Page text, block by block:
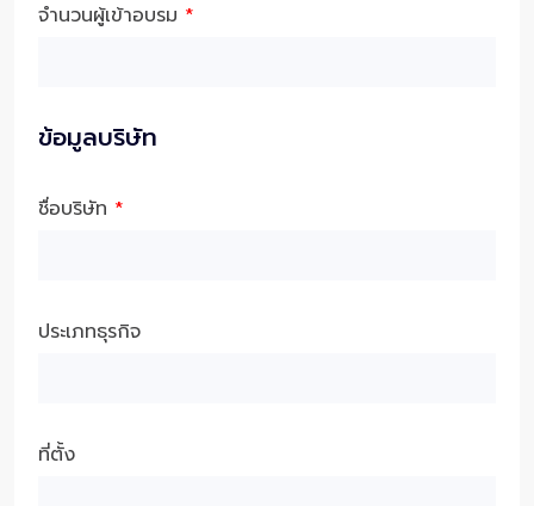
จำนวนผู้เข้าอบรม *
ข้อมูลบริษัท
ชื่อบริษัท *
ประเภทธุรกิจ
ที่ตั้ง